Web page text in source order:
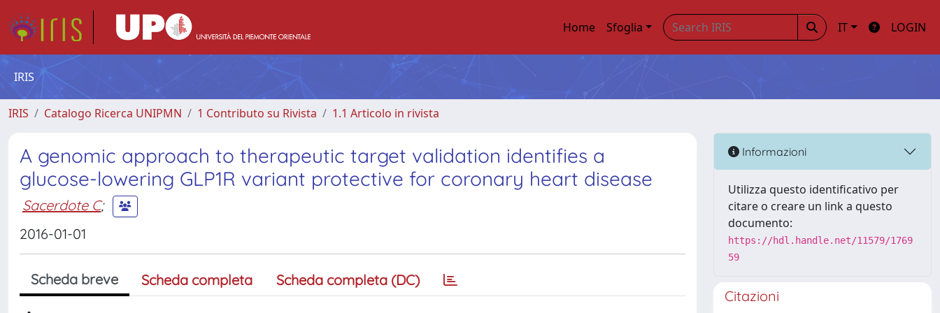
Home Sfoglia IT LOGIN
IRIS
IRIS Catalogo Ricerca UNIPMN 1 Contributo su Rivista 1.1 Articolo in rivista
A genomic approach to therapeutic target validation identifies a
glucose-lowering GLP1R variant protective for coronary heart disease
Sacerdote C;
2016-01-01
Scheda breve Scheda completa Scheda completa (DC)
Informazioni
Utilizza questo identificativo per
citare o creare un link a questo
documento:
https://hdl.handle.net/11579/1769
59
Citazioni